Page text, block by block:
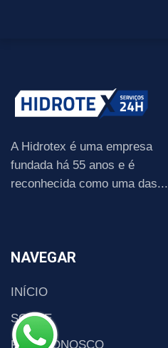
A Hidrotex é uma empresa
fundada há 55 anos e é
reconhecida como uma das...
NAVEGAR
INÍCIO
SOBRE
FALE CONOSCO